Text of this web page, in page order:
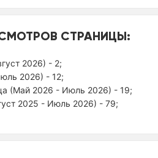
СТРАНИЦЫ:
2026) - 2;
2026) - 12;
(Май 2026 - Июль 2026) - 19;
2025 - Июль 2026) - 79;